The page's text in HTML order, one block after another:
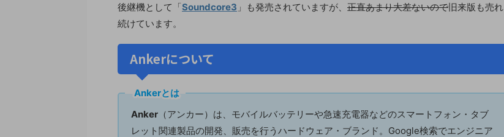
後継機として「Soundcore3 」も発売されていますが、 正直あまり大差ないので旧来版も売れ
続けています。
Ankerについて
Ankerとは
Anker （アンカー）は、モバイルバッテリーや急速充電器などのスマートフォン・タブ
レット関連製品の開発、販売を行うハードウェア・ブランド。Google検索でエンジニア